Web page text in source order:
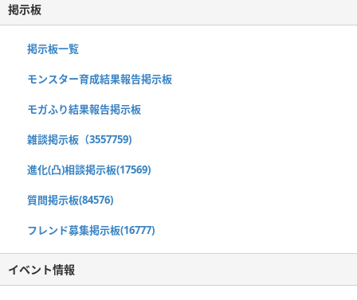
掲示板
掲示板一覧
モンスター育成結果報告掲示板
モガふり結果報告掲示板
雑談掲示板（3557759)
進化(凸)相談掲示板(17569)
質問掲示板(84576)
フレンド募集掲示板(16777)
イベント情報